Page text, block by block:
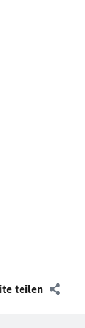
teilen